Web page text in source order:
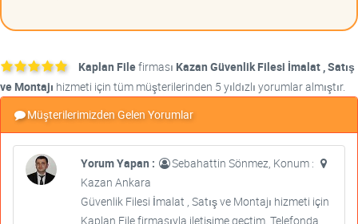
Kaplan Filefirması Kazan Güvenlik Filesi İmalat , Satış
ve Montajı hizmeti için tüm müşterilerinden 5 yıldızlı yorumlar almıştır.
Müşterilerimizden Gelen Yorumlar
Yorum Yapan :
Sebahattin Sönmez, Konum :
Kazan Ankara
Güvenlik Filesi İmalat , Satış ve Montajı hizmeti için
Kaplan File firmasıyla iletişime geçtim. Telefonda